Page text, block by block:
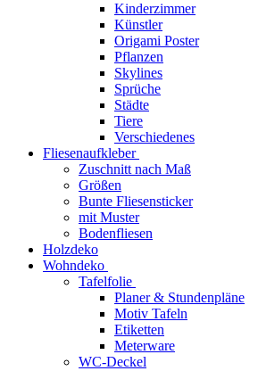
Kinderzimmer
Künstler
Origami Poster
Pflanzen
Skylines
Sprüche
Städte
Tiere
Verschiedenes
Fliesenaufkleber
Zuschnitt nach Maß
Größen
Bunte Fliesensticker
mit Muster
Bodenfliesen
Holzdeko
Wohndeko
Tafelfolie
Planer & Stundenpläne
Motiv Tafeln
Etiketten
Meterware
WC-Deckel